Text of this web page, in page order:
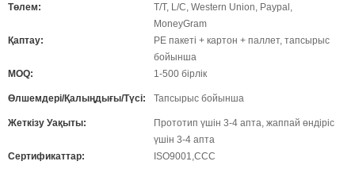
Төлем:
T/T, L/C, Western Union, Paypal,
MoneyGram
Қаптау:
PE пакеті + картон + паллет, тапсырыс
бойынша
MOQ:
1-500 бірлік
Өлшемдері/Қалыңдығы/Түсі: Тапсырыс бойынша
Жеткізу Уақыты:
Прототип үшін 3-4 апта, жаппай өндіріс
үшін 3-4 апта
Сертификаттар:
ISO9001,CCC